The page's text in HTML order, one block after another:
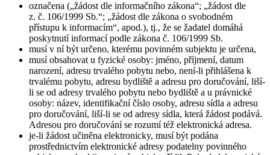
označena („žádost dle informačního zákona“; „žádost dle
z. č. 106/1999 Sb.“; „žádost dle zákona o svobodném
přístupu k informacím“, apod.), tj., že se žadatel domáhá
poskytnutí informací podle zákona č. 106/1999 Sb.
musí v ní být určeno, kterému povinném subjektu je určena,
musí obsahovat u fyzické osoby: jméno, příjmení, datum
narození, adresu trvalého pobytu nebo, není-li přihlášena k
trvalému pobytu, adresu bydliště a adresu pro doručování, liší-
li se od adresy trvalého pobytu nebo bydliště a u právnické
osoby: název, identifikační číslo osoby, adresu sídla a adresu
pro doručování, liší-li se od adresy sídla, která žádost podává.
Adresou pro doručování se rozumí též elektronická adresa.
je-li žádost učiněna elektronicky, musí být podána
prostřednictvím elektronické adresy podatelny povinného